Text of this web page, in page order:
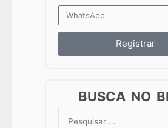
Registrar
BUSCA NO
Search